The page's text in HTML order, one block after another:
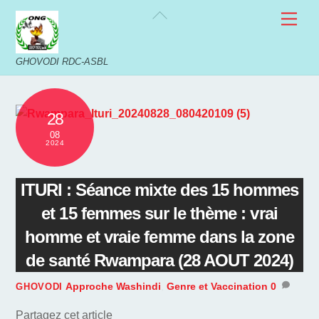
Skip
content
GHOVODI RDC-ASBL
28
08
2024
ITURI : Séance mixte des 15 hommes
et 15 femmes sur le thème : vrai
homme et vraie femme dans la zone
de santé Rwampara (28 AOUT 2024)
GHOVODI Approche Washindi Genre et Vaccination 0
Partagez cet article
Back